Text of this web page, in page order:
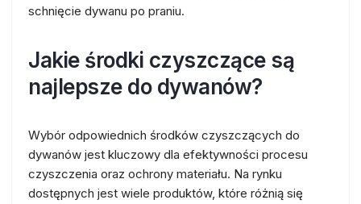
schnięcie dywanu po praniu.
Jakie środki czyszczące są
najlepsze do dywanów?
Wybór odpowiednich środków czyszczących do
dywanów jest kluczowy dla efektywności procesu
czyszczenia oraz ochrony materiału. Na rynku
dostępnych jest wiele produktów, które różnią się